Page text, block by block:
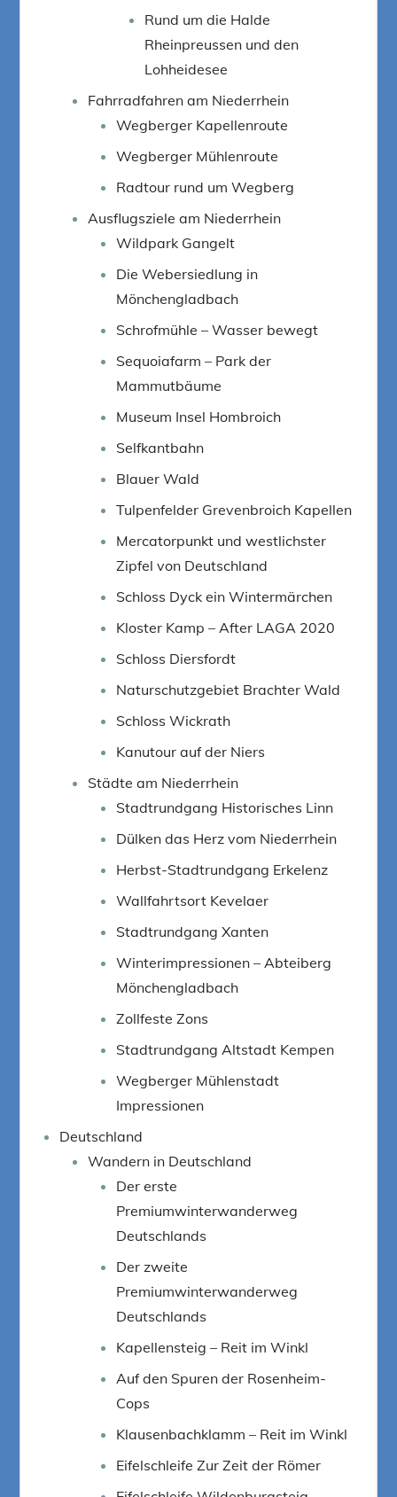
Rund um die Halde
Rheinpreussen und den
Lohheidesee
Fahrradfahren am Niederrhein
Wegberger Kapellenroute
Wegberger Mühlenroute
Radtour rund um Wegberg
Ausflugsziele am Niederrhein
Wildpark Gangelt
Die Webersiedlung in
Mönchengladbach
Schrofmühle – Wasser bewegt
Sequoiafarm – Park der
Mammutbäume
Museum Insel Hombroich
Selfkantbahn
Blauer Wald
Tulpenfelder Grevenbroich Kapellen
Mercatorpunkt und westlichster
Zipfel von Deutschland
Schloss Dyck ein Wintermärchen
Kloster Kamp – After LAGA 2020
Schloss Diersfordt
Naturschutzgebiet Brachter Wald
Schloss Wickrath
Kanutour auf der Niers
Städte am Niederrhein
Stadtrundgang Historisches Linn
Dülken das Herz vom Niederrhein
Herbst-Stadtrundgang Erkelenz
Wallfahrtsort Kevelaer
Stadtrundgang Xanten
Winterimpressionen – Abteiberg
Mönchengladbach
Zollfeste Zons
Stadtrundgang Altstadt Kempen
Wegberger Mühlenstadt
Impressionen
Deutschland
Wandern in Deutschland
Der erste
Premiumwinterwanderweg
Deutschlands
Der zweite
Premiumwinterwanderweg
Deutschlands
Kapellensteig – Reit im Winkl
Auf den Spuren der Rosenheim-
Cops
Klausenbachklamm – Reit im Winkl
Eifelschleife Zur Zeit der Römer